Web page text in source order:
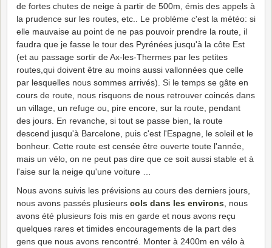
de fortes chutes de neige à partir de 500m, émis des appels à
la prudence sur les routes, etc.. Le problème c'est la météo: si
elle mauvaise au point de ne pas pouvoir prendre la route, il
faudra que je fasse le tour des Pyrénées jusqu'à la côte Est
(et au passage sortir de Ax-les-Thermes par les petites
routes,qui doivent être au moins aussi vallonnées que celle
par lesquelles nous sommes arrivés). Si le temps se gâte en
cours de route, nous risquons de nous retrouver coincés dans
un village, un refuge ou, pire encore, sur la route, pendant
des jours. En revanche, si tout se passe bien, la route
descend jusqu'à Barcelone, puis c'est l'Espagne, le soleil et le
bonheur. Cette route est censée être ouverte toute l'année,
mais un vélo, on ne peut pas dire que ce soit aussi stable et à
l'aise sur la neige qu'une voiture …
Nous avons suivis les prévisions au cours des derniers jours,
nous avons passés plusieurs cols dans les environs , nous
avons été plusieurs fois mis en garde et nous avons reçu
quelques rares et timides encouragements de la part des
gens que nous avons rencontré. Monter à 2400m en vélo à